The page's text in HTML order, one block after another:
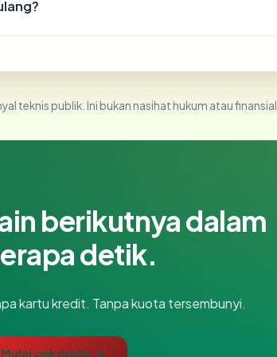
teknis publik. Ini bukan nasihat hukum atau finansial.
berikutnya dalam
detik.
kartu kredit. Tanpa kuota tersembunyi.
Mulai cek gratis →